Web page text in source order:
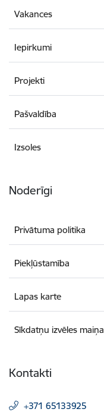
Vakances
Iepirkumi
Projekti
Pašvaldība
Izsoles
Noderīgi
Privātuma politika
Piekļūstamība
Lapas karte
Sīkdatņu izvēles maiņa
Kontakti
+371 65133925